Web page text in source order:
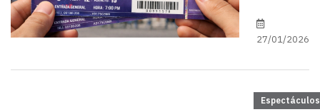
27/01/2026
Espectáculos